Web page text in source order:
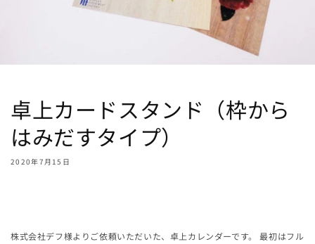
卓上カードスタンド（枠から
はみだすタイプ）
2020年7月15日
株式会社デフ様よりご依頼いただいた、卓上カレンダーです。 最初はフル